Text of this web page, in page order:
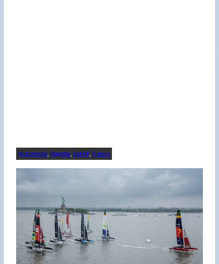
Multimedia, Regatta, SailGP, Videos